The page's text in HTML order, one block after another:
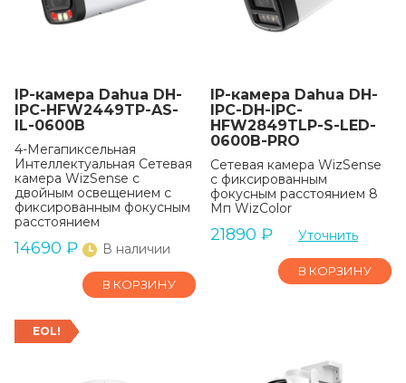
IP-камера Dahua DH-
IPC-HFW2449TP-AS-
IL-0600B
4-Мегапиксельная
Интеллектуальная Сетевая
камера WizSense с
двойным освещением с
фиксированным фокусным
расстоянием
14690 ₽ В наличии
В КОРЗИНУ
IP-камера Dahua DH-
IPC-DH-IPC-
HFW2849TLP-S-LED-
0600B-PRO
Сетевая камера WizSense
с фиксированным
фокусным расстоянием 8
Мп WizColor
21890 ₽ Уточнить
В КОРЗИНУ
EOL!